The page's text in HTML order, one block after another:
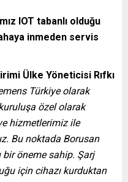
IOT tabanlı olduğu
inmeden servis
Ülke Yöneticisi Rıfkı
Türkiye olarak
özel olarak
hizmetlerimiz ile
Bu noktada Borusan
bir öneme sahip. Şarj
için cihazı kurduktan